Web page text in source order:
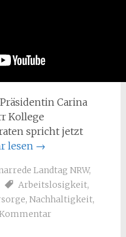
Carina
Kollege
spricht jetzt
lesen →
Landtag NRW,
Arbeitslosigkeit,
, Nachhaltigkeit,